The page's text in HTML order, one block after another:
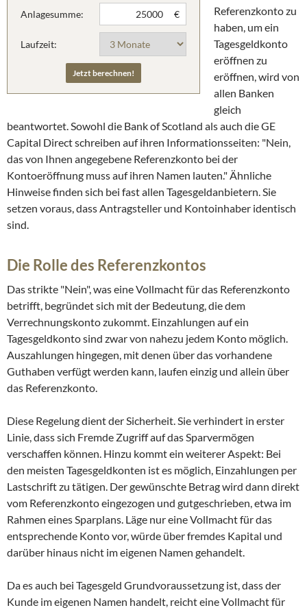
Anlagesumme: €
Laufzeit:
Referenzkonto zu
haben, um ein
Tagesgeldkonto
eröffnen zu
eröffnen, wird von
allen Banken
gleich
beantwortet. Sowohl die Bank of Scotland als auch die GE
Capital Direct schreiben auf ihren Informationsseiten: "Nein,
das von Ihnen angegebene Referenzkonto bei der
Kontoeröffnung muss auf ihren Namen lauten." Ähnliche
Hinweise finden sich bei fast allen Tagesgeldanbietern. Sie
setzen voraus, dass Antragsteller und Kontoinhaber identisch
sind.
Die Rolle des Referenzkontos
Das strikte "Nein", was eine Vollmacht für das Referenzkonto
betrifft, begründet sich mit der Bedeutung, die dem
Verrechnungskonto zukommt. Einzahlungen auf ein
Tagesgeldkonto sind zwar von nahezu jedem Konto möglich.
Auszahlungen hingegen, mit denen über das vorhandene
Guthaben verfügt werden kann, laufen einzig und allein über
das Referenzkonto.
Diese Regelung dient der Sicherheit. Sie verhindert in erster
Linie, dass sich Fremde Zugriff auf das Sparvermögen
verschaffen können. Hinzu kommt ein weiterer Aspekt: Bei
den meisten Tagesgeldkonten ist es möglich, Einzahlungen per
Lastschrift zu tätigen. Der gewünschte Betrag wird dann direkt
vom Referenzkonto eingezogen und gutgeschrieben, etwa im
Rahmen eines Sparplans. Läge nur eine Vollmacht für das
entsprechende Konto vor, würde über fremdes Kapital und
darüber hinaus nicht im eigenen Namen gehandelt.
Da es auch bei Tagesgeld Grundvoraussetzung ist, dass der
Kunde im eigenen Namen handelt, reicht eine Vollmacht für